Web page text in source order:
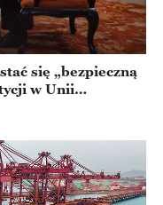
się „bezpieczną
w Unii